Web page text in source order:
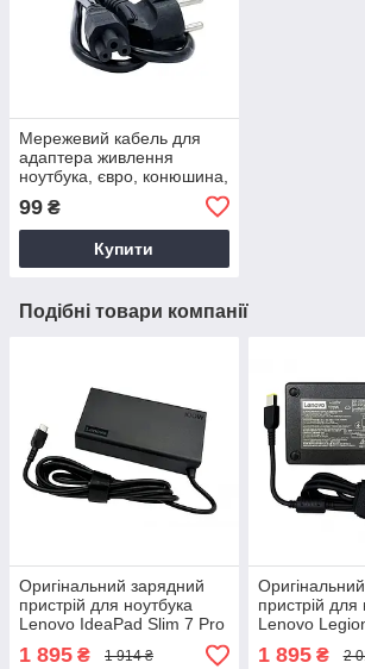
Мережевий кабель для
адаптера живлення
ноутбука, євро, конюшина,
99 ₴
Купити
Подібні товари компанії
Оригінальний зарядний
пристрій для ноутбука
Lenovo IdeaPad Slim 7 Pro
16ACH6
1 895 ₴ 1 914 ₴
пристрій для
Lenovo
14APH8
1 895₴ 2